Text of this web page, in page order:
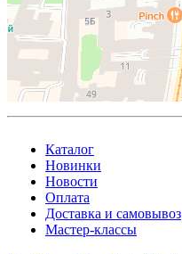
Каталог
Новинки
Новости
Оплата
Доставка и самовывоз
Мастер-классы